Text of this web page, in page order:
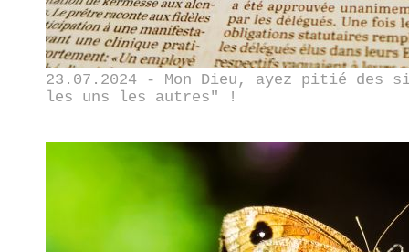
23.07.2024 - Mon Dieu, ayez pitié
les uns les autres" !